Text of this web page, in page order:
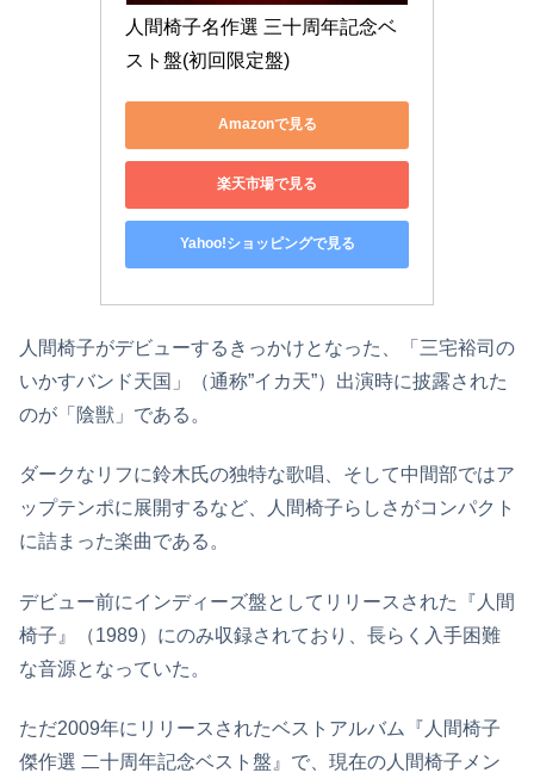
人間椅子名作選 三十周年記念ベ
スト盤(初回限定盤)
Amazonで見る
楽天市場で見る
Yahoo!ショッピングで見る
人間椅子がデビューするきっかけとなった、「三宅裕司の
いかすバンド天国」（通称”イカ天”）出演時に披露された
のが「陰獣」である。
ダークなリフに鈴木氏の独特な歌唱、そして中間部ではア
ップテンポに展開するなど、人間椅子らしさがコンパクト
に詰まった楽曲である。
デビュー前にインディーズ盤としてリリースされた『人間
椅子』（1989）にのみ収録されており、長らく入手困難
な音源となっていた。
ただ2009年にリリースされたベストアルバム『人間椅子
傑作選 二十周年記念ベスト盤』で、現在の人間椅子メン